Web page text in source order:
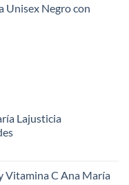
Unisex Negro con
Lajusticia
Vitamina C Ana María